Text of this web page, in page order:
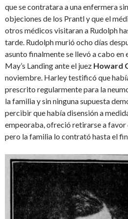
que se contratara a una enfermera
objeciones de los Prantl y que el
otros médicos visitaran a Rudolph
tarde. Rudolph murió ocho días
asunto finalmente se llevó a cabo
May’s Landing ante el juez Howard
noviembre. Harley testificó que
prescrito regularmente para la
la familia y sin ninguna supuesta
percibir que había disensión a
empeoraba, ofreció retirarse a
pero la familia lo contrató hasta el